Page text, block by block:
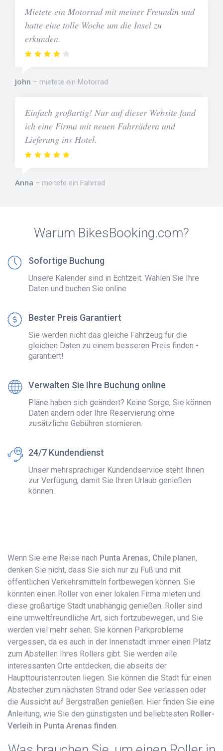
Mietete ein Motorrad mit meiner Freundin und
hatte eine tolle Woche um die Insel zu
erkunden.
John mietete ein Motorrad
Einfach großartig! Nur auf dieser Website fand
ich eine Firma mit neuen Fahrrädern und
Lieferung ins Hotel.
Anna meitete ein Fahrrad
Warum BikesBooking.com?
Sofortige Buchung
Unsere Kalender sind in Echtzeit. Wählen Sie Ihre
Daten und buchen Sie online.
Bester Preis Garantiert
Sie werden nicht das gleiche Fahrzeug für die
gleichen Daten zu einem besseren Preis finden -
garantiert!
Verwalten Sie Ihre Buchung online
Pläne haben sich geändert? Keine Sorge, Sie können
Daten ändern oder Ihre Reservierung ohne
zusätzliche Gebühren stornieren.
24/7 Kundendienst
Unser mehrsprachiger Kundendservice steht Ihnen
zur Verfügung, damit Sie Ihren Urlaub genießen
können.
Wenn Sie eine Reise nach Punta Arenas, Chile planen,
denken Sie nicht, dass Sie sich nur zu Fuß und mit
öffentlichen Verkehrsmitteln fortbewegen können. Sie
könnten einen Roller von einer lokalen Firma mieten und
diese großartige Stadt unabhängig genießen. Roller sind
eine umweltfreundliche Art, sich fortzubewegen, und Sie
werden viel mehr sehen. Sie können Parkprobleme
vergessen, da es auch in der Innenstadt immer einen Platz
zum Abstellen Ihres Rollers gibt. Sie werden alle
interessanten Orte entdecken, die abseits der
Haupttouristenrouten liegen. Sie können die Stadt für einen
Abstecher zum nächsten Strand oder See verlassen oder
die Aussicht auf Bergstraßen genießen. Hier finden Sie eine
Anleitung, wie Sie den günstigsten und beliebtesten Roller-
Verleih in Punta Arenas finden.